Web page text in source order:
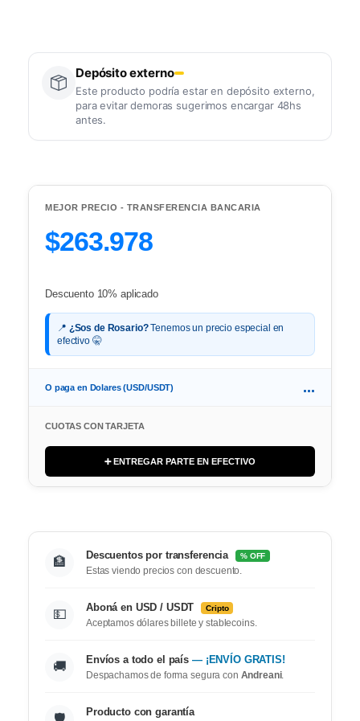
Depósito externo
Este producto podría estar en depósito externo,
para evitar demoras sugerimos encargar 48hs
antes.
MEJOR PRECIO - TRANSFERENCIA BANCARIA
$263.978
Descuento 10% aplicado
📍 ¿Sos de Rosario?Tenemos un precio especial en
efectivo 🤫
O paga en Dolares (USD/USDT) ...
CUOTAS CON TARJETA
➕ ENTREGAR PARTE EN EFECTIVO
🏦 Descuentos por transferencia % OFF
Estas viendo precios con descuento.
💵 Aboná en USD / USDT Cripto
Aceptamos dólares billete y stablecoins.
🚚 Envíos a todo el país — ¡ENVÍO GRATIS!
Despachamos de forma segura con Andreani.
Producto con garantía